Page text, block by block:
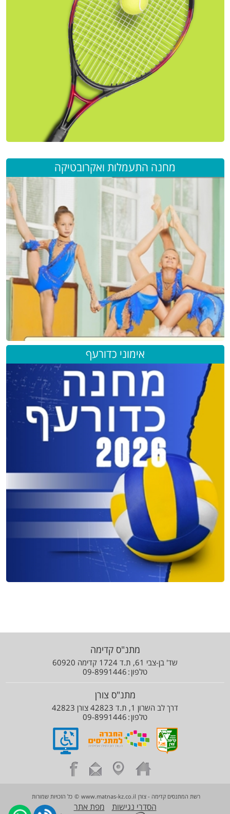
מחנה התעמלות ואקרובטיקה
אימוני כדורעף
מתנ"ס קדימה
שד' בן-צבי 61, ת.ד 1724 קדימה 60920
טלפון 09-8991446
מתנ"ס צורן
דרך לב השרון 1, ת.ד 42823 צורן 42823
טלפון 09-8991446
רשת המתנסים קדימה - צורן www.matnas-kz.co.il
© כל הזכויות שמורות
הסדרי נגישות מפת אתר